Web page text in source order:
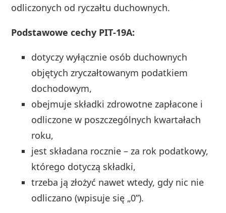
odliczonych od ryczałtu duchownych.
Podstawowe cechy PIT‑19A:
dotyczy wyłącznie osób duchownych
objętych zryczałtowanym podatkiem
dochodowym,
obejmuje składki zdrowotne zapłacone i
odliczone w poszczególnych kwartałach
roku,
jest składana rocznie – za rok podatkowy,
którego dotyczą składki,
trzeba ją złożyć nawet wtedy, gdy nic nie
odliczano (wpisuje się „0”).